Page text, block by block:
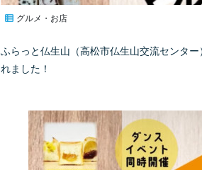
グルメ・お店
ふらっと仏生山（高松市仏生山交流センタ
れました！